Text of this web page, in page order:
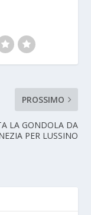
PROSSIMO
LA GONDOLA DA
PER LUSSINO